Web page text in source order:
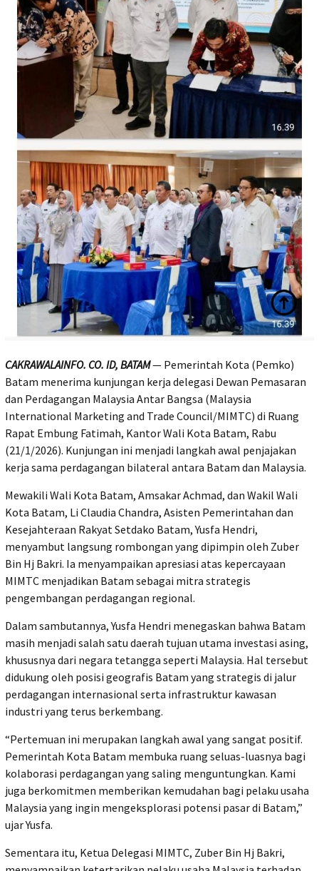
CAKRAWALAINFO. CO. ID, BATAM— Pemerintah Kota (Pemko)
Batam menerima kunjungan kerja delegasi Dewan Pemasaran
dan Perdagangan Malaysia Antar Bangsa (Malaysia
International Marketing and Trade Council/MIMTC) di Ruang
Rapat Embung Fatimah, Kantor Wali Kota Batam, Rabu
(21/1/2026). Kunjungan ini menjadi langkah awal penjajakan
kerja sama perdagangan bilateral antara Batam dan Malaysia.
Mewakili Wali Kota Batam, Amsakar Achmad, dan Wakil Wali
Kota Batam, Li Claudia Chandra, Asisten Pemerintahan dan
Kesejahteraan Rakyat Setdako Batam, Yusfa Hendri,
menyambut langsung rombongan yang dipimpin oleh Zuber
Bin Hj Bakri. Ia menyampaikan apresiasi atas kepercayaan
MIMTC menjadikan Batam sebagai mitra strategis
pengembangan perdagangan regional.
Dalam sambutannya, Yusfa Hendri menegaskan bahwa Batam
masih menjadi salah satu daerah tujuan utama investasi asing,
khususnya dari negara tetangga seperti Malaysia. Hal tersebut
didukung oleh posisi geografis Batam yang strategis di jalur
perdagangan internasional serta infrastruktur kawasan
industri yang terus berkembang.
“Pertemuan ini merupakan langkah awal yang sangat positif.
Pemerintah Kota Batam membuka ruang seluas-luasnya bagi
kolaborasi perdagangan yang saling menguntungkan. Kami
juga berkomitmen memberikan kemudahan bagi pelaku usaha
Malaysia yang ingin mengeksplorasi potensi pasar di Batam,”
ujar Yusfa.
Sementara itu, Ketua Delegasi MIMTC, Zuber Bin Hj Bakri,